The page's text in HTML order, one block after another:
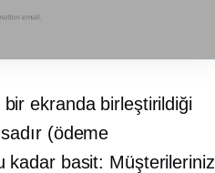
ekranda birleştirildiği
(ödeme
kadar basit: Müşterileriniz